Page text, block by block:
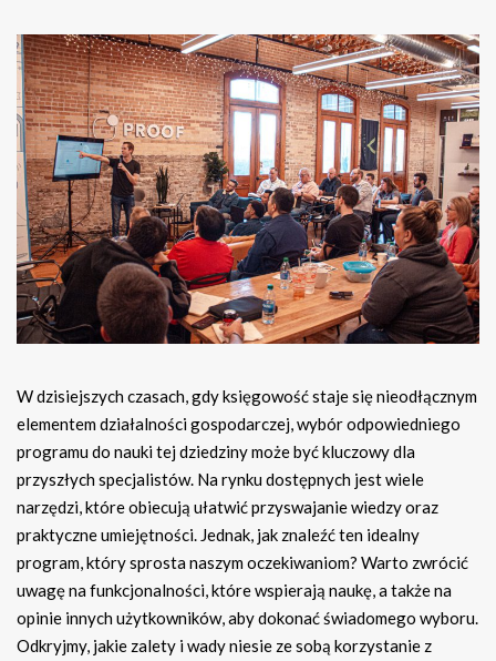
W dzisiejszych czasach, gdy księgowość staje się nieodłącznym
elementem działalności gospodarczej, wybór odpowiedniego
programu do nauki tej dziedziny może być kluczowy dla
przyszłych specjalistów. Na rynku dostępnych jest wiele
narzędzi, które obiecują ułatwić przyswajanie wiedzy oraz
praktyczne umiejętności. Jednak, jak znaleźć ten idealny
program, który sprosta naszym oczekiwaniom? Warto zwrócić
uwagę na funkcjonalności, które wspierają naukę, a także na
opinie innych użytkowników, aby dokonać świadomego wyboru.
Odkryjmy, jakie zalety i wady niesie ze sobą korzystanie z